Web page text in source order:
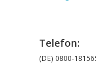
Telefon:
(DE) 0800-